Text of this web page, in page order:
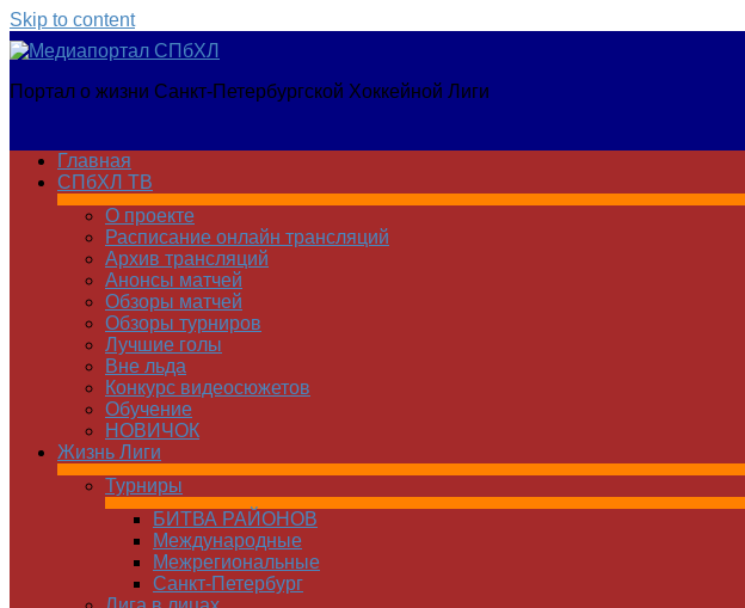
Skip to content
Медиапортал
Портал о жизни Санкт-Петербургской Хоккейной Лиги
Главная
СПбХЛ ТВ
О проекте
Расписание онлайн трансляций
Архив трансляций
Анонсы матчей
Обзоры матчей
Обзоры турниров
Лучшие голы
Вне льда
Конкурс видеосюжетов
Обучение
НОВИЧОК
Жизнь Лиги
Турниры
БИТВА РАЙОНОВ
Международные
Межрегиональные
Санкт-Петербург